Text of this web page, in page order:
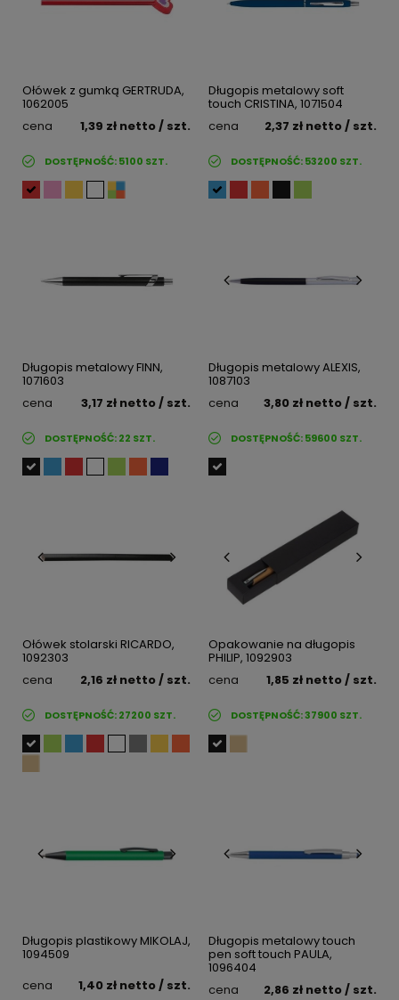
Ołówek z gumką GERTRUDA,
1062005
cena
1,39 zł netto/ szt.
DOSTĘPNOŚĆ:5100 SZT.
Długopis metalowy soft
touch CRISTINA, 1071504
cena
2,37 zł netto/ szt.
DOSTĘPNOŚĆ:53200 SZT.
Długopis metalowy FINN,
1071603
cena
3,17 zł netto/ szt.
DOSTĘPNOŚĆ:22 SZT.
Długopis metalowy ALEXIS,
1087103
cena
3,80 zł netto/ szt.
DOSTĘPNOŚĆ:59600 SZT.
Ołówek stolarski RICARDO,
1092303
cena
2,16 zł netto/ szt.
DOSTĘPNOŚĆ:27200 SZT.
Opakowanie na długopis
PHILIP, 1092903
cena
1,85 zł netto/ szt.
DOSTĘPNOŚĆ:37900 SZT.
Długopis plastikowy MIKOLAJ,
1094509
cena
1,40 zł netto/ szt.
Długopis metalowy touch
pen soft touch PAULA,
1096404
cena
2,86 zł netto/ szt.